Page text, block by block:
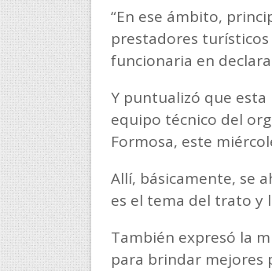
“En ese ámbito,
prestadores
funcionaria en
Y puntualizó que
equipo técnico del
Formosa, este
Allí, básicamente, se
es el tema del trato y
También expresó la
para brindar mejores